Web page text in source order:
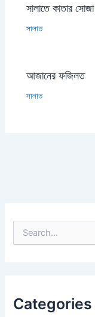
সালাতে কাতার
সালাত
আজানের ফজিলত
সালাত
e
fCategories